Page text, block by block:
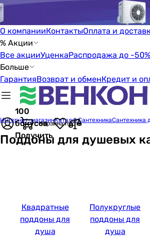
О компанииКонтактыОплата и
% Акции
Все акцииУценкаРаспродажа до -50%
Больше
ГарантияВозврат и обменКредит и
100
бонусов
Получить
Корзина пуста
Интернет-магазинКаталогСантехникаСантехника
Поддоны для душевых
Квадратные
поддоны для
душа
Полукруглые
поддоны для
душа